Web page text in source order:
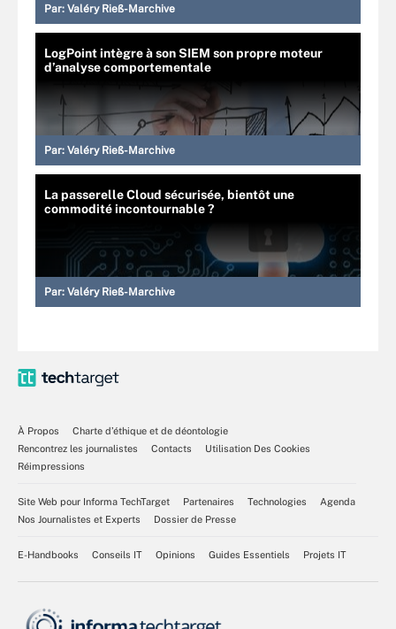
Par: Valéry Rieß-Marchive
LogPoint intègre à son SIEM son propre moteur
d’analyse comportementale
Par: Valéry Rieß-Marchive
La passerelle Cloud sécurisée, bientôt une
commodité incontournable ?
Par: Valéry Rieß-Marchive
À Propos
Charte d’éthique et de déontologie
Rencontrez les journalistes
Contacts
Utilisation Des Cookies
Réimpressions
Site Web pour Informa TechTarget Partenaires Technologies
Agenda
Nos Journalistes et Experts
Dossier de Presse
E-Handbooks Conseils IT Opinions Guides Essentiels Projets IT